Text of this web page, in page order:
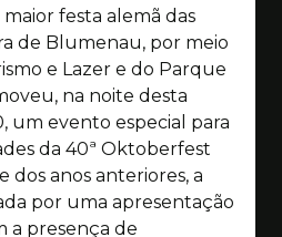
festa alemã das
de Blumenau, por meio
e Lazer e do Parque
na noite desta
um evento especial para
da 40ª Oktoberfest
dos anos anteriores, a
por uma apresentação
a presença de